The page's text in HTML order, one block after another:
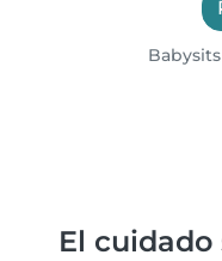
El